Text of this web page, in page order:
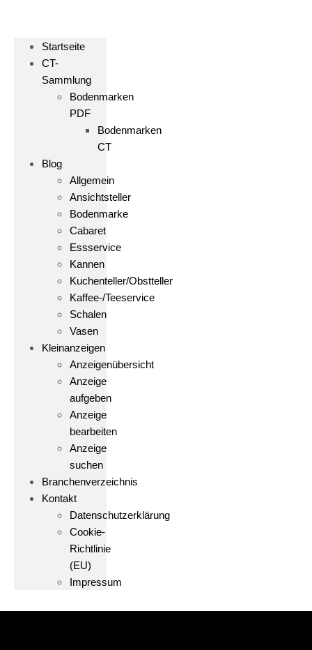
Startseite
CT-
Sammlung
Bodenmarken
PDF
Bodenmarken
CT
Blog
Allgemein
Ansichtsteller
Bodenmarke
Cabaret
Essservice
Kannen
Kuchenteller/Obstteller
Kaffee-/Teeservice
Schalen
Vasen
Kleinanzeigen
Anzeigenübersicht
Anzeige
aufgeben
Anzeige
bearbeiten
Anzeige
suchen
Branchenverzeichnis
Kontakt
Datenschutzerklärung
Cookie-
Richtlinie
(EU)
Impressum